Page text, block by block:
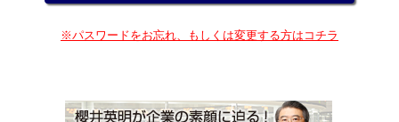
※パスワードをお忘れ、もしくは変更する方はコチラ